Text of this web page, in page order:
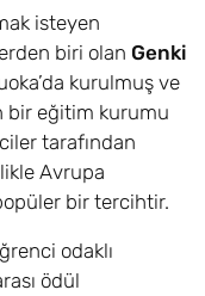
isteyen
biri olan Genki
kurulmuş ve
bir eğitim kurumu
tarafından
Avrupa
bir tercihtir.
odaklı
ödül